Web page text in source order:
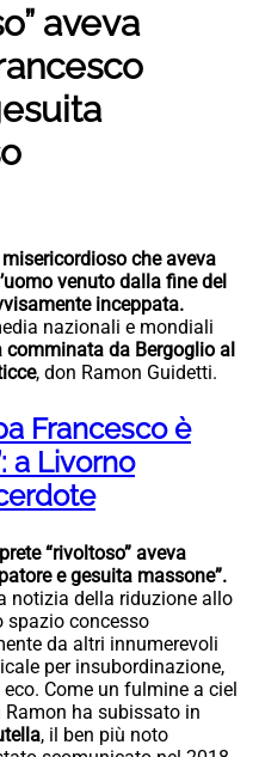
aveva
che aveva
venuto dalla fine del
inceppata.
nazionali e mondiali
comminata da Bergoglio al
, don Ramon Guidetti.
Francesco è
a Livorno
“rivoltoso” aveva
e gesuita massone”.
notizia della riduzione allo
spazio concesso
da altri innumerevoli
per insubordinazione,
Come un fulmine a ciel
Ramon ha subissato in
, il ben più noto